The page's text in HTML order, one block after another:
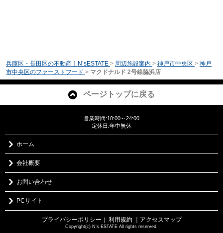
兵庫区・長田区の不動産｜N’sESTATE > 周辺施設案内 > 神戸市中央区 > 神戸
市中央区のファーストフード > マクドナルド 2号線脇浜店
ページトップに戻る
営業時間:10:00～24:00
定休日:年中無休
ホーム
会社概要
お問い合わせ
PCサイト
プライバシーポリシー ｜ 利用規約 ｜アクセスマップ
Copyright(c) N's ESTATE All rights reserved.